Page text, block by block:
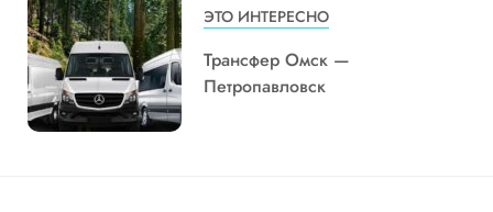
ЭТО ИНТЕРЕСНО
Трансфер Омск —
Петропавловск